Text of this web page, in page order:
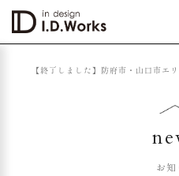
【終了しました】防府市・山口市エ
お知